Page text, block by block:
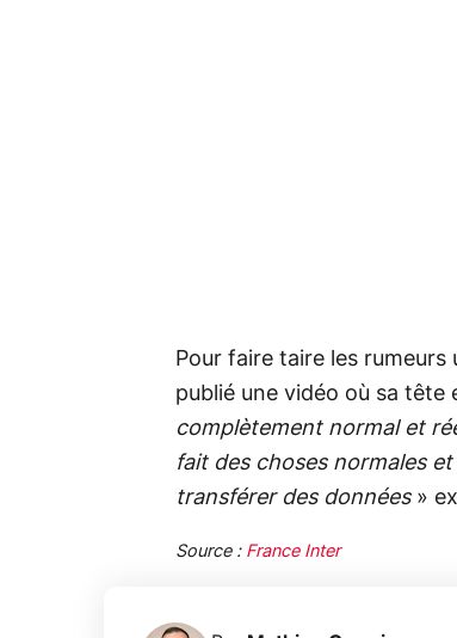
Pour faire taire les
publié une vidéo où sa tête
complètement normal et
fait des choses normales
transférer des données»
Source : France Inter